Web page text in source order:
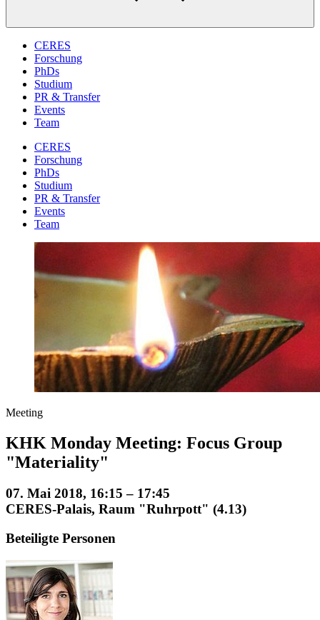
CERES
Forschung
PhDs
Studium
PR & Transfer
Events
Team
CERES
Forschung
PhDs
Studium
PR & Transfer
Events
Team
Meeting
KHK Monday Meeting: Focus Group
"Materiality"
07. Mai 2018, 16:15 – 17:45
CERES-Palais, Raum "Ruhrpott" (4.13)
Beteiligte Personen